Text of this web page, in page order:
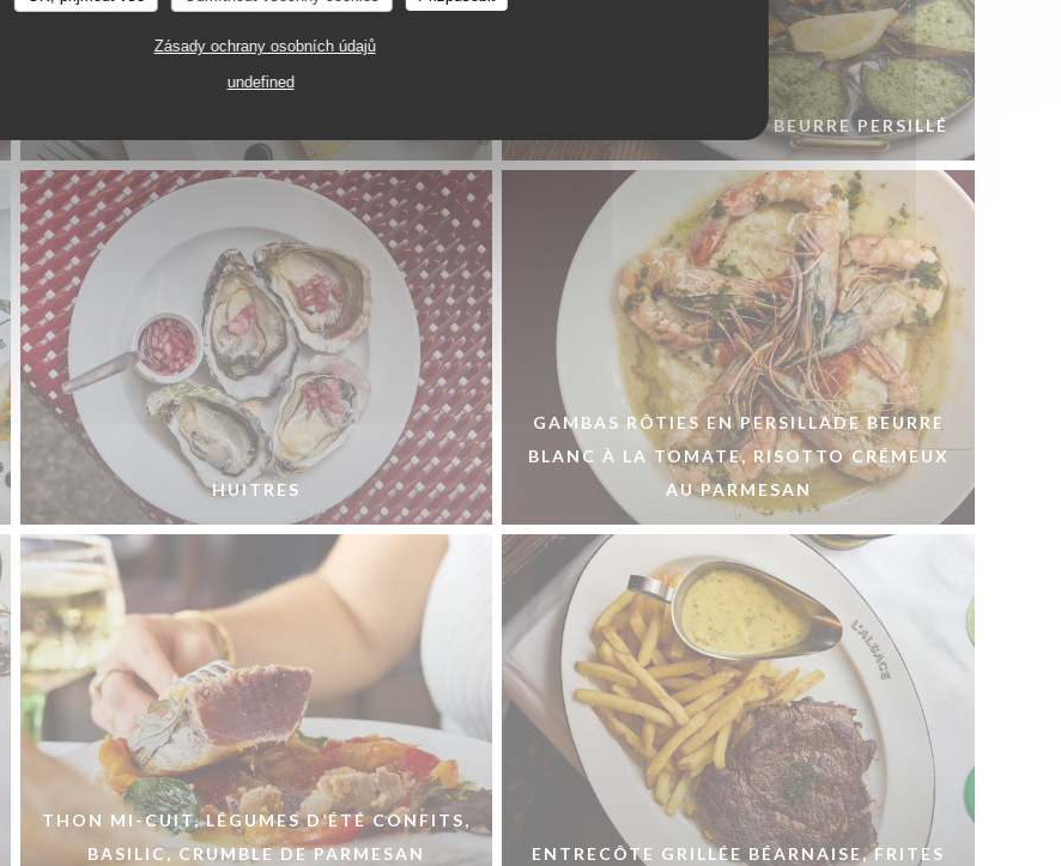
Zásady ochrany osobních údajů
undefined
FOIE GRAS DE CANARD FRANÇAIS MI-CUIT
AU GEWURZTRAMINER CHUTNEY DE
MOULES GRATINÉES AU BEURRE PERSILLÉ
HUITRES
GAMBAS RÔTIES EN PERSILLADE BEURRE
BLANC À LA TOMATE, RISOTTO CRÉMEUX
AU PARMESAN
THON MI-CUIT, LÉGUMES D’ÉTÉ CONFITS,
BASILIC, CRUMBLE DE PARMESAN
ENTRECÔTE GRILLÉE BÉARNAISE, FRITES